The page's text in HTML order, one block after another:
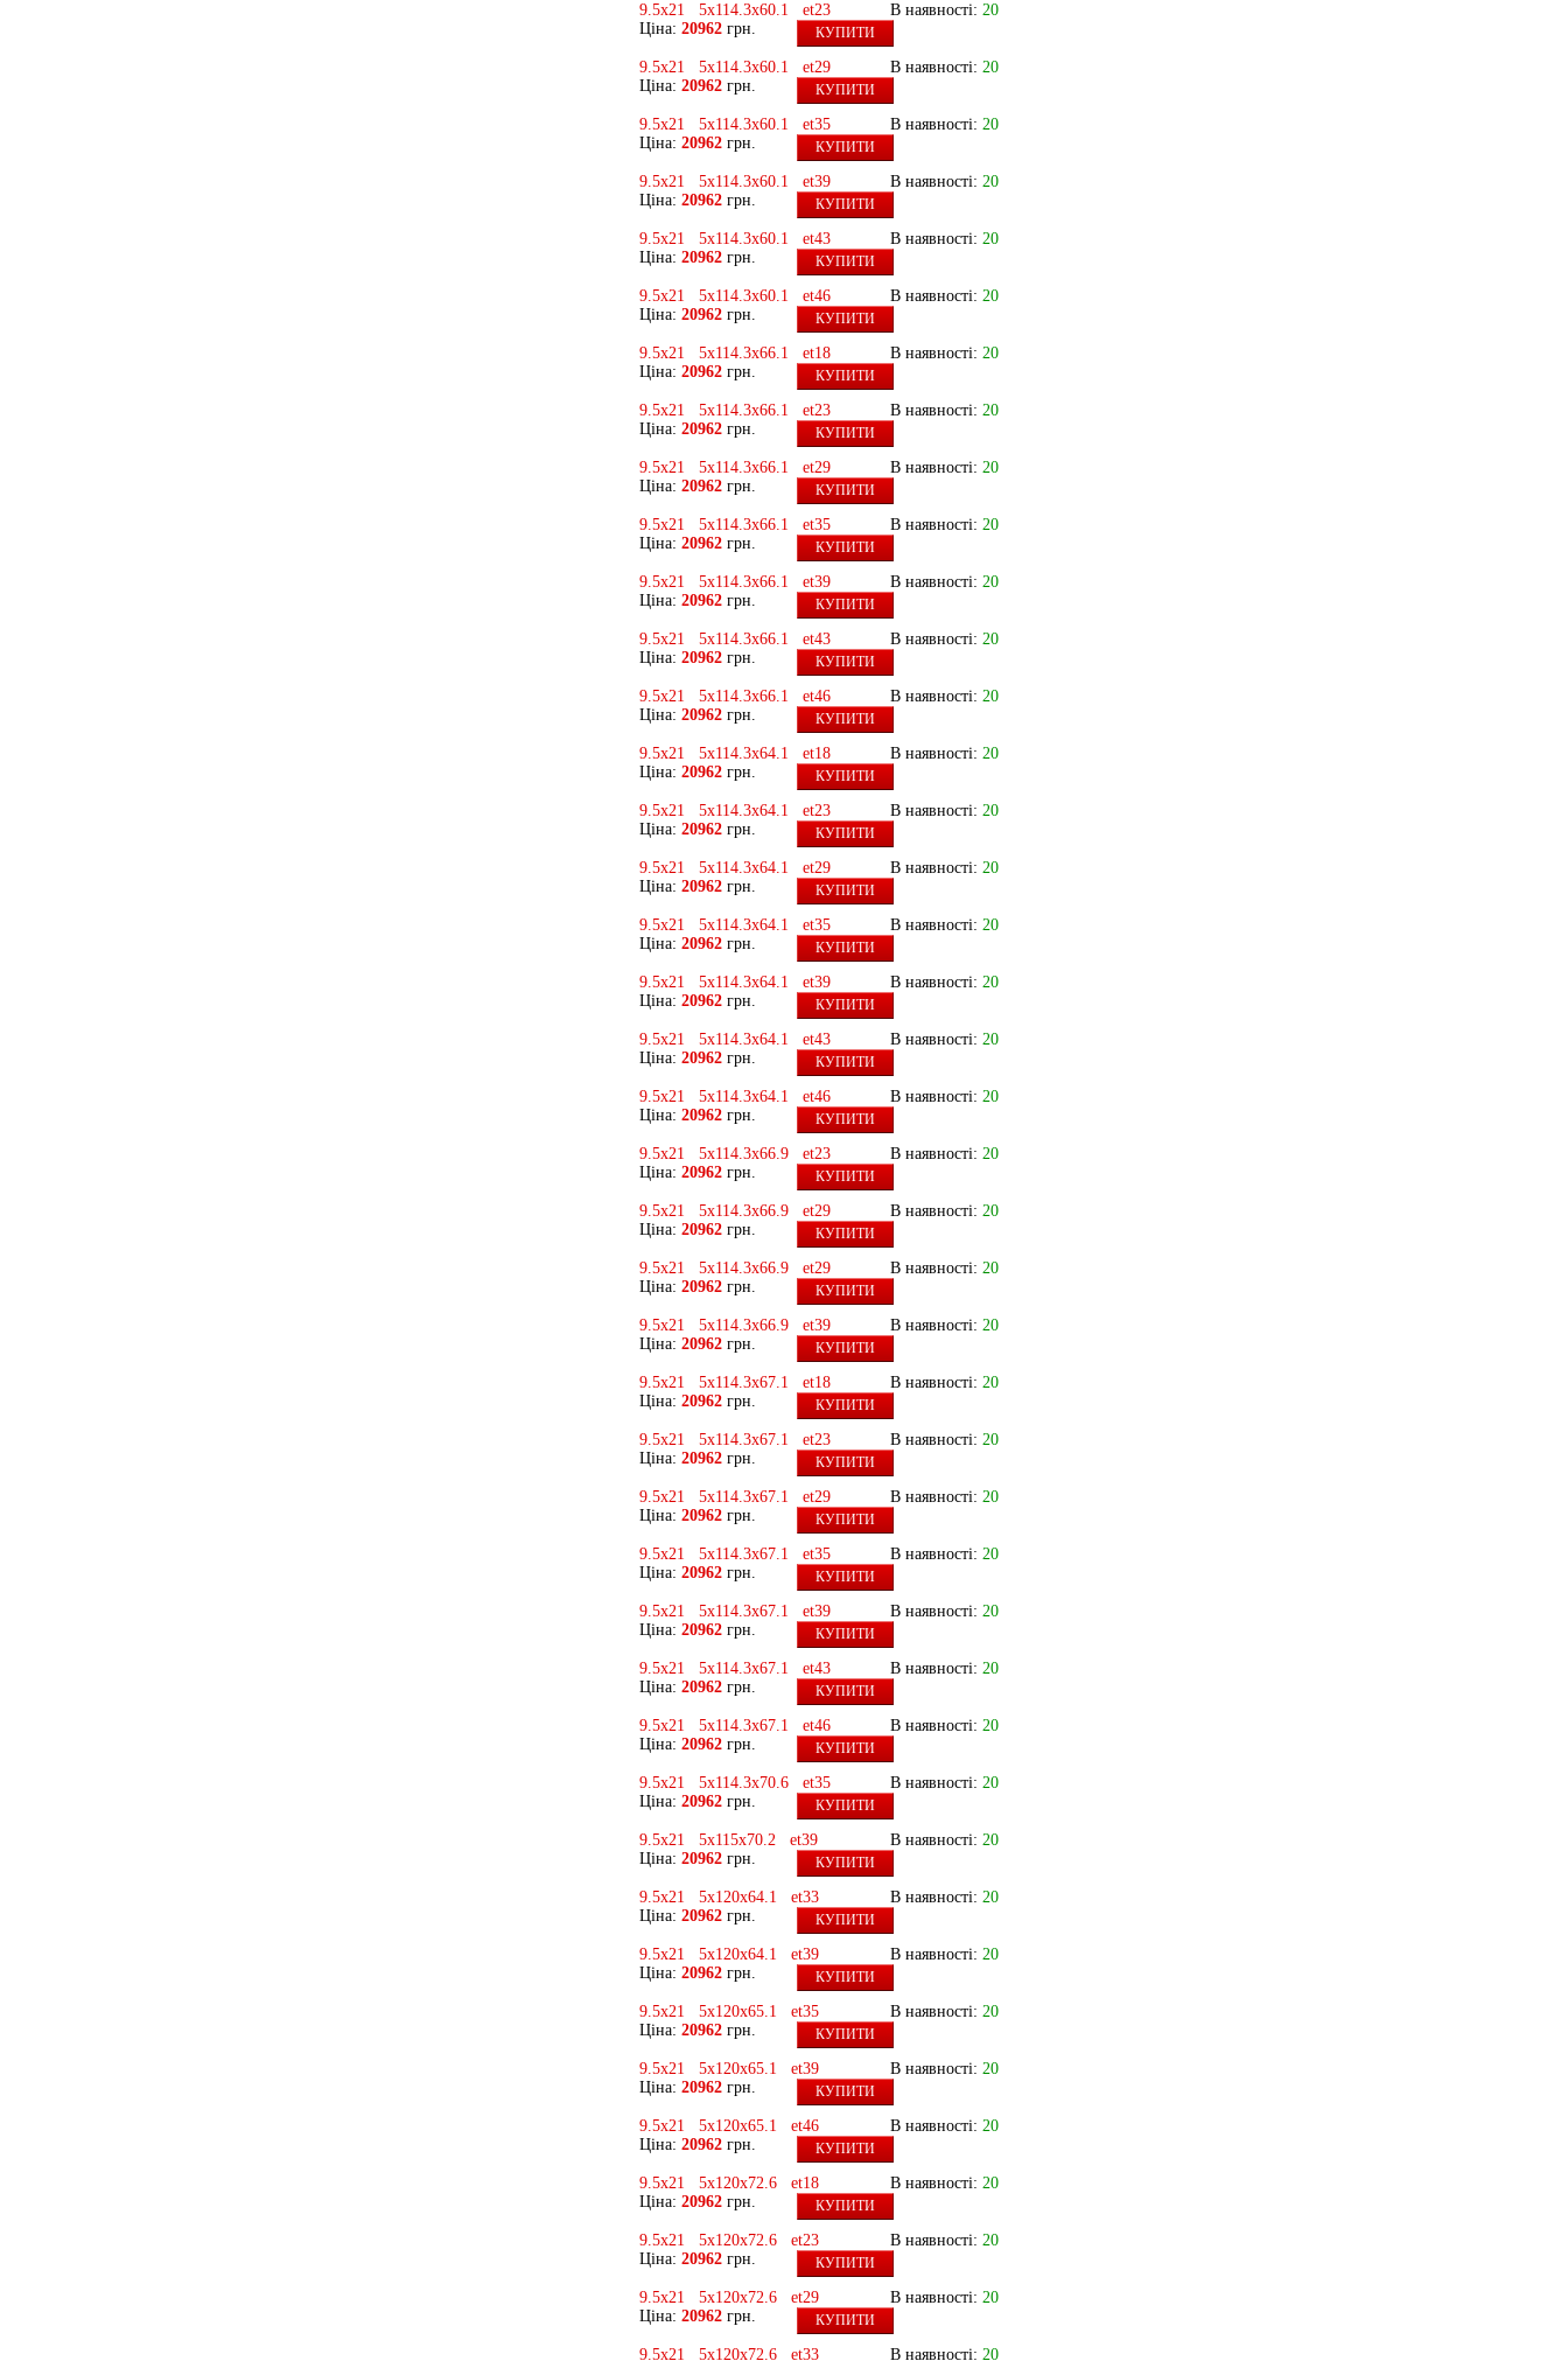
9.5x21 5x114.3x60.1 et23 В наявності: 20
Ціна: 20962 грн. КУПИТИ
9.5x21 5x114.3x60.1 et29 В наявності: 20
Ціна: 20962 грн. КУПИТИ
9.5x21 5x114.3x60.1 et35 В наявності: 20
Ціна: 20962 грн. КУПИТИ
9.5x21 5x114.3x60.1 et39 В наявності: 20
Ціна: 20962 грн. КУПИТИ
9.5x21 5x114.3x60.1 et43 В наявності: 20
Ціна: 20962 грн. КУПИТИ
9.5x21 5x114.3x60.1 et46 В наявності: 20
Ціна: 20962 грн. КУПИТИ
9.5x21 5x114.3x66.1 et18 В наявності: 20
Ціна: 20962 грн. КУПИТИ
9.5x21 5x114.3x66.1 et23 В наявності: 20
Ціна: 20962 грн. КУПИТИ
9.5x21 5x114.3x66.1 et29 В наявності: 20
Ціна: 20962 грн. КУПИТИ
9.5x21 5x114.3x66.1 et35 В наявності: 20
Ціна: 20962 грн. КУПИТИ
9.5x21 5x114.3x66.1 et39 В наявності: 20
Ціна: 20962 грн. КУПИТИ
9.5x21 5x114.3x66.1 et43 В наявності: 20
Ціна: 20962 грн. КУПИТИ
9.5x21 5x114.3x66.1 et46 В наявності: 20
Ціна: 20962 грн. КУПИТИ
9.5x21 5x114.3x64.1 et18 В наявності: 20
Ціна: 20962 грн. КУПИТИ
9.5x21 5x114.3x64.1 et23 В наявності: 20
Ціна: 20962 грн. КУПИТИ
9.5x21 5x114.3x64.1 et29 В наявності: 20
Ціна: 20962 грн. КУПИТИ
9.5x21 5x114.3x64.1 et35 В наявності: 20
Ціна: 20962 грн. КУПИТИ
9.5x21 5x114.3x64.1 et39 В наявності: 20
Ціна: 20962 грн. КУПИТИ
9.5x21 5x114.3x64.1 et43 В наявності: 20
Ціна: 20962 грн. КУПИТИ
9.5x21 5x114.3x64.1 et46 В наявності: 20
Ціна: 20962 грн. КУПИТИ
9.5x21 5x114.3x66.9 et23 В наявності: 20
Ціна: 20962 грн. КУПИТИ
9.5x21 5x114.3x66.9 et29 В наявності: 20
Ціна: 20962 грн. КУПИТИ
9.5x21 5x114.3x66.9 et29 В наявності: 20
Ціна: 20962 грн. КУПИТИ
9.5x21 5x114.3x66.9 et39 В наявності: 20
Ціна: 20962 грн. КУПИТИ
9.5x21 5x114.3x67.1 et18 В наявності: 20
Ціна: 20962 грн. КУПИТИ
9.5x21 5x114.3x67.1 et23 В наявності: 20
Ціна: 20962 грн. КУПИТИ
9.5x21 5x114.3x67.1 et29 В наявності: 20
Ціна: 20962 грн. КУПИТИ
9.5x21 5x114.3x67.1 et35 В наявності: 20
Ціна: 20962 грн. КУПИТИ
9.5x21 5x114.3x67.1 et39 В наявності: 20
Ціна: 20962 грн. КУПИТИ
9.5x21 5x114.3x67.1 et43 В наявності: 20
Ціна: 20962 грн. КУПИТИ
9.5x21 5x114.3x67.1 et46 В наявності: 20
Ціна: 20962 грн. КУПИТИ
9.5x21 5x114.3x70.6 et35 В наявності: 20
Ціна: 20962 грн. КУПИТИ
9.5x21 5x115x70.2 et39 В наявності: 20
Ціна: 20962 грн. КУПИТИ
9.5x21 5x120x64.1 et33 В наявності: 20
Ціна: 20962 грн. КУПИТИ
9.5x21 5x120x64.1 et39 В наявності: 20
Ціна: 20962 грн. КУПИТИ
9.5x21 5x120x65.1 et35 В наявності: 20
Ціна: 20962 грн. КУПИТИ
9.5x21 5x120x65.1 et39 В наявності: 20
Ціна: 20962 грн. КУПИТИ
9.5x21 5x120x65.1 et46 В наявності: 20
Ціна: 20962 грн. КУПИТИ
9.5x21 5x120x72.6 et18 В наявності: 20
Ціна: 20962 грн. КУПИТИ
9.5x21 5x120x72.6 et23 В наявності: 20
Ціна: 20962 грн. КУПИТИ
9.5x21 5x120x72.6 et29 В наявності: 20
Ціна: 20962 грн. КУПИТИ
9.5x21 5x120x72.6 et33 В наявності: 20